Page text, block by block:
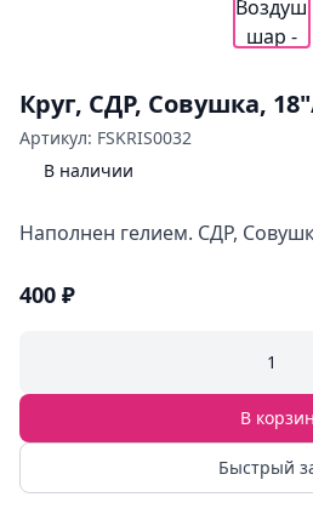
Круг, СДР, Совушка,
Артикул: FSKRIS0032
В наличии
Наполнен гелием. СДР,
400 ₽
1
В
Быстрый